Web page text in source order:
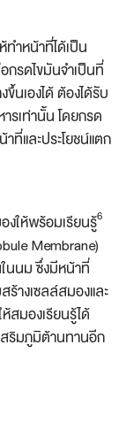
ทำหน้าที่ได้เป็น
กรดไขมันจำเป็นที่
ขึ้นเองได้ ต้องได้รับ
รเท่านั้น โดยกรด
าที่และประโยชน์แตก
ให้พร้อมเรียนรู้6
Membrane)
นนม ซึ่งมีหน้าที่
างเซลล์สมองและ
สมองเรียนรู้ได้
สริมภูมิต้านทานอีก